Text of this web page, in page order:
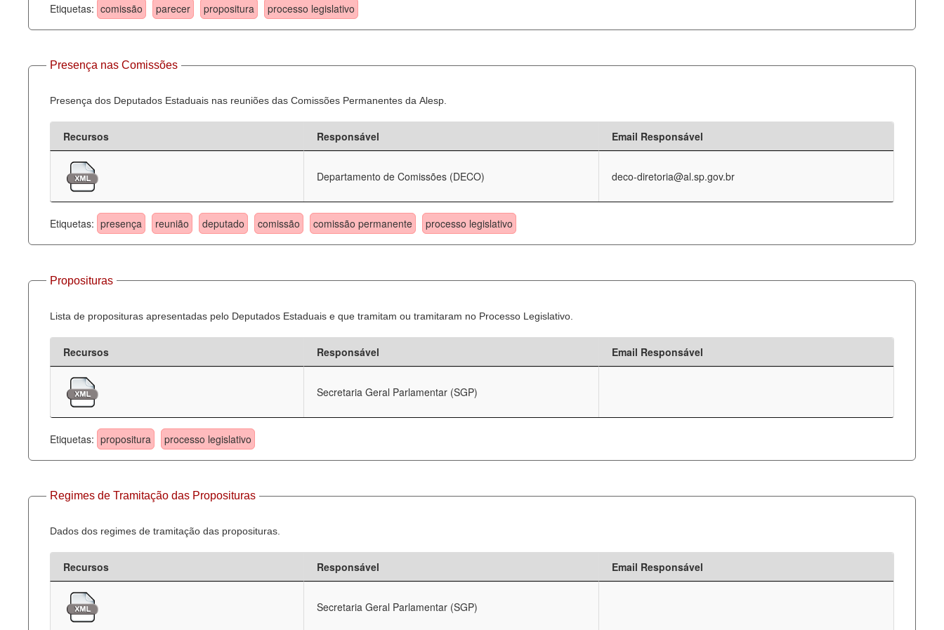
Etiquetas: comissão parecer propositura processo legislativo
Presença nas Comissões
Presença dos Deputados Estaduais nas reuniões das Comissões Permanentes da Alesp.
Recursos Responsável Email Responsável
Departamento de Comissões (DECO) deco-diretoria@al.sp.gov.br
Etiquetas: presença reunião deputado comissão comissão permanente processo legislativo
Proposituras
Lista de proposituras apresentadas pelo Deputados Estaduais e que tramitam ou tramitaram no Processo Legislativo.
Recursos Responsável Email Responsável
Secretaria Geral Parlamentar (SGP)
Etiquetas: propositura processo legislativo
Regimes de Tramitação das Proposituras
Dados dos regimes de tramitação das proposituras.
Recursos Responsável Email Responsável
Secretaria Geral Parlamentar (SGP)